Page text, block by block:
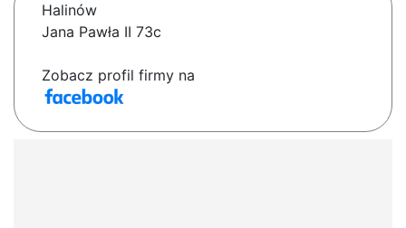
Halinów
Jana Pawła II 73c
Zobacz profil firmy na